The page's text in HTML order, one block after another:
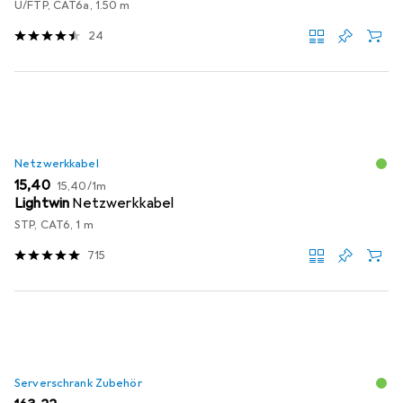
U/FTP, CAT6a, 1.50 m
24
Netzwerkkabel
EUR
15,40 EUR
15,40/1m
Lightwin Netzwerkkabel
STP, CAT6, 1 m
715
Serverschrank Zubehör